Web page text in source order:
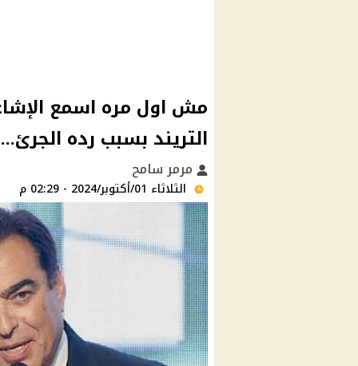
مش اول مره اسمع
التريند بسبب رده
مرمر سامح
الثلاثاء 01/أكتوبر/2024 - 02:29 م